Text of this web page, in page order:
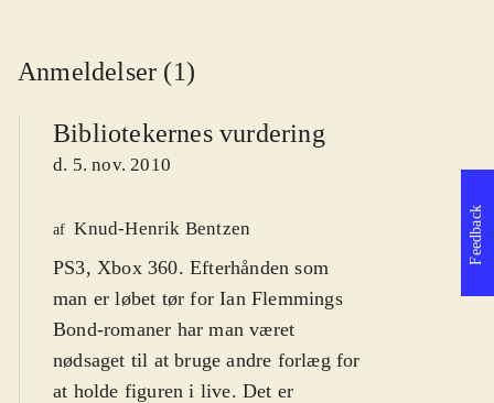
Anmeldelser (1)
Bibliotekernes vurdering
d. 5. nov. 2010
af Knud-Henrik Bentzen
PS3, Xbox 360. Efterhånden som
man er løbet tør for Ian Flemmings
Bond-romaner har man været
nødsaget til at bruge andre forlæg for
at holde figuren i live. Det er
Feedback